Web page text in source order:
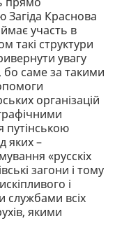
Загіда Краснова
участь в
такі структури
увагу
бо саме за такими
організацій
путінською
яких –
«русскіх
загони і тому
і
службами всіх
якими